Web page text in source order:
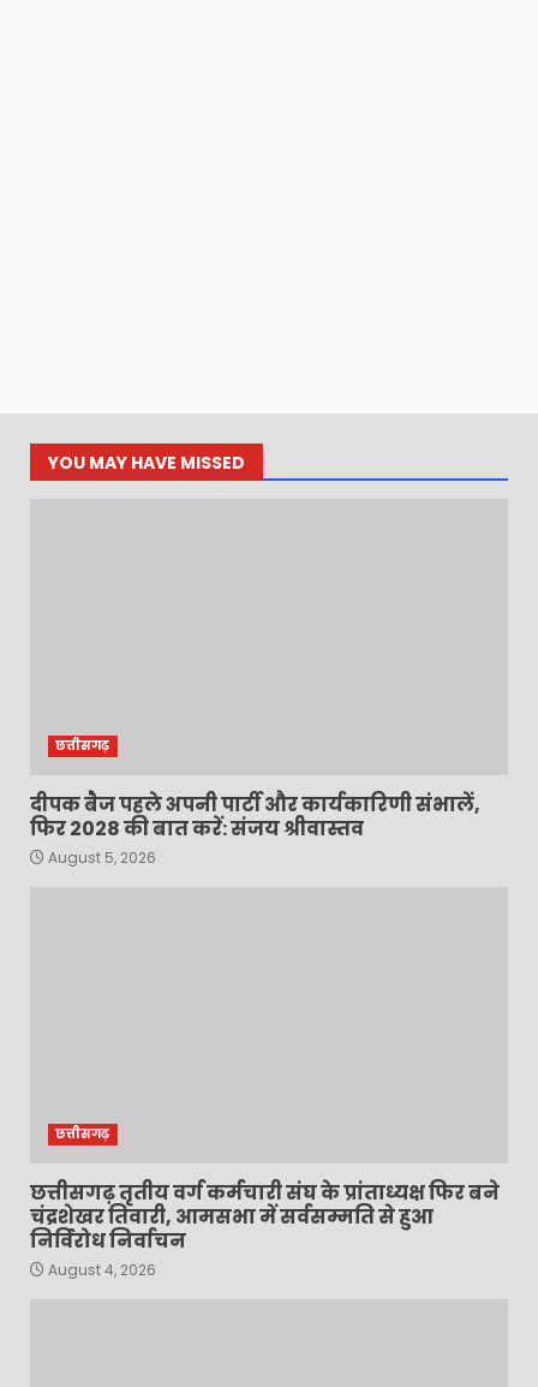
YOU MAY HAVE MISSED
छत्तीसगढ़
दीपक बैज पहले अपनी पार्टी और कार्यकारिणी संभालें,
फिर 2028 की बात करें: संजय श्रीवास्तव
August 5, 2026
छत्तीसगढ़
छत्तीसगढ़ तृतीय वर्ग कर्मचारी संघ के प्रांताध्यक्ष फिर बने
चंद्रशेखर तिवारी, आमसभा में सर्वसम्मति से हुआ
निर्विरोध निर्वाचन
August 4, 2026